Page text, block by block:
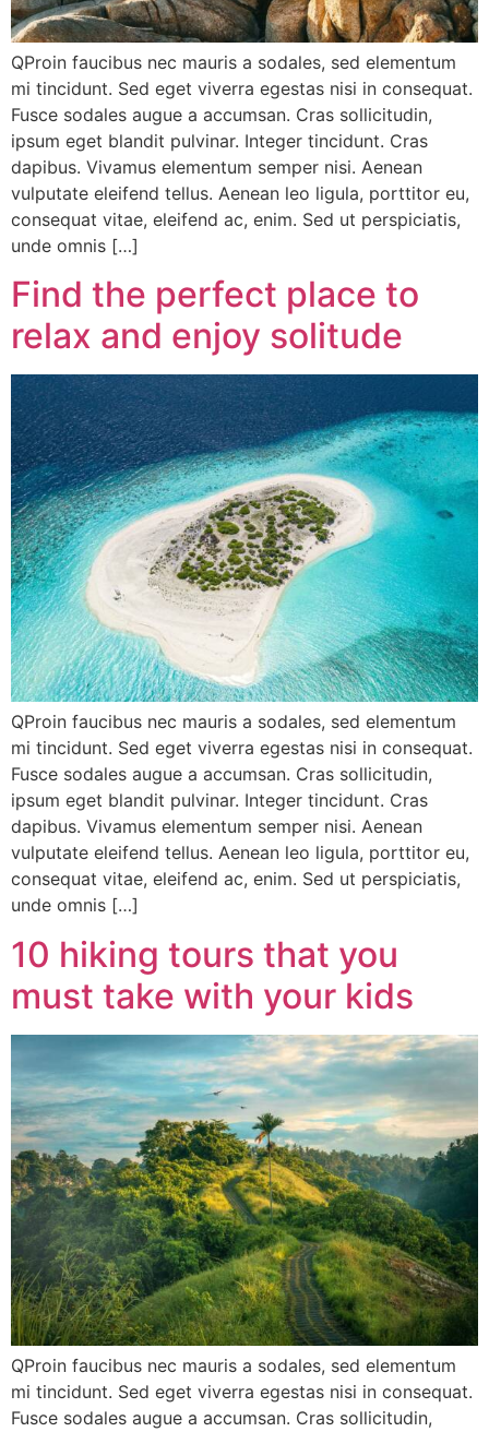
QProin faucibus nec mauris a sodales, sed elementum
mi tincidunt. Sed eget viverra egestas nisi in consequat.
Fusce sodales augue a accumsan. Cras sollicitudin,
ipsum eget blandit pulvinar. Integer tincidunt. Cras
dapibus. Vivamus elementum semper nisi. Aenean
vulputate eleifend tellus. Aenean leo ligula, porttitor eu,
consequat vitae, eleifend ac, enim. Sed ut perspiciatis,
unde omnis […]
Find the perfect place to
relax and enjoy solitude
QProin faucibus nec mauris a sodales, sed elementum
mi tincidunt. Sed eget viverra egestas nisi in consequat.
Fusce sodales augue a accumsan. Cras sollicitudin,
ipsum eget blandit pulvinar. Integer tincidunt. Cras
dapibus. Vivamus elementum semper nisi. Aenean
vulputate eleifend tellus. Aenean leo ligula, porttitor eu,
consequat vitae, eleifend ac, enim. Sed ut perspiciatis,
unde omnis […]
10 hiking tours that you
must take with your kids
QProin faucibus nec mauris a sodales, sed elementum
mi tincidunt. Sed eget viverra egestas nisi in consequat.
Fusce sodales augue a accumsan. Cras sollicitudin,